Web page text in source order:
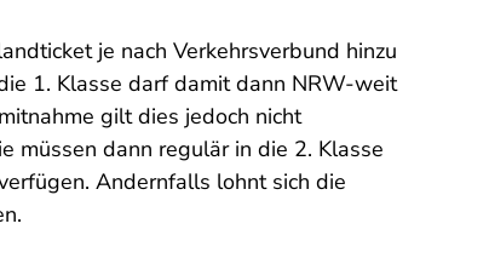
je nach Verkehrsverbund hinzu
1. Klasse darf damit dann NRW-weit
gilt dies jedoch nicht
müssen dann regulär in die 2. Klasse
Andernfalls lohnt sich die